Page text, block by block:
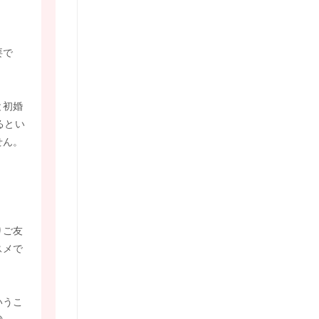
で
初婚
とい
。
ご友
メで
こ